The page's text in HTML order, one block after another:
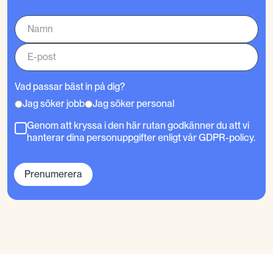
Vad passar bäst in på dig?
Jag söker jobb
Jag söker personal
Genom att kryssa i den här rutan godkänner du att vi
hanterar dina personuppgifter enligt vår GDPR-policy.
Prenumerera